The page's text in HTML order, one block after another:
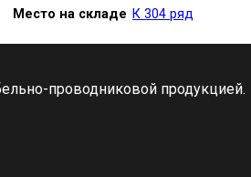
Место на складе К 304 ряд
проводниковой продукцией.